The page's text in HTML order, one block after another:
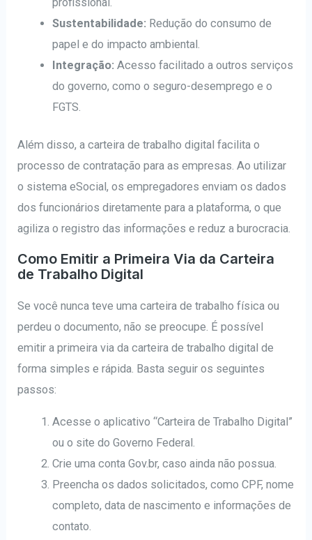
Sustentabilidade: Redução do consumo de
papel e do impacto ambiental.
Integração: Acesso facilitado a outros serviços
do governo, como o seguro-desemprego e o
FGTS.
Além disso, a carteira de trabalho digital facilita o
processo de contratação para as empresas. Ao utilizar
o sistema eSocial, os empregadores enviam os dados
dos funcionários diretamente para a plataforma, o que
agiliza o registro das informações e reduz a burocracia.
Como Emitir a Primeira Via da Carteira
de Trabalho Digital
Se você nunca teve uma carteira de trabalho física ou
perdeu o documento, não se preocupe. É possível
emitir a primeira via da carteira de trabalho digital de
forma simples e rápida. Basta seguir os seguintes
passos:
Acesse o aplicativo “Carteira de Trabalho Digital”
ou o site do Governo Federal.
Crie uma conta Gov.br, caso ainda não possua.
Preencha os dados solicitados, como CPF, nome
completo, data de nascimento e informações de
contato.